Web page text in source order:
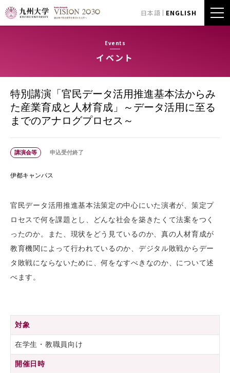
日本語 ENGLISH
Events
イベント
特別講演「官民データ活用推進基本法からみ
た産業育成と人材育成」～データ活用に至る
までのアナログプロセス～
講演会等 申込受付終了
伊都キャンパス
官民データ活用推進基本法策定の中心にいた演者が、策定プ
ロセスで何を課題とし、どんな社会を築きたくて法案をつく
ったのか。また、現状をどう見ているのか、真の人材育成が
教育機関によって行われているのか、デジタル敗戦からデー
タ敗戦にならないために、何をなすべきなのか、について述
べます。
対象
在学生・教職員向け
開催日時